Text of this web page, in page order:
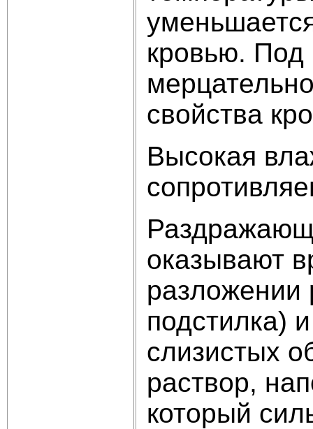
кровью. Под
свойства
Высокая
оказывают
разложении
подстилка)
слизистых
раствор,
который